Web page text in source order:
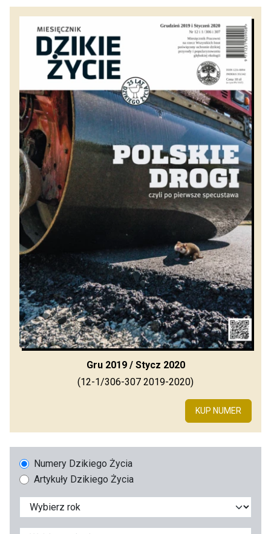
Gru 2019 / Stycz 2020
(12-1/306-307 2019-2020)
KUP NUMER
Numery Dzikiego Życia
Artykuły Dzikiego Życia